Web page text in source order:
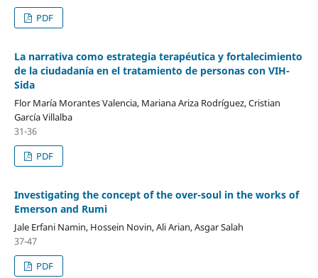
PDF
La narrativa como estrategia terapéutica y fortalecimiento
de la ciudadanía en el tratamiento de personas con VIH-
Sida
Flor María Morantes Valencia, Mariana Ariza Rodríguez, Cristian
García Villalba
31-36
PDF
Investigating the concept of the over-soul in the works of
Emerson and Rumi
Jale Erfani Namin, Hossein Novin, Ali Arian, Asgar Salah
37-47
PDF